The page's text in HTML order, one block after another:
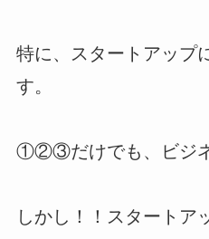
特に、スタートアッ
す。
①②③だけでも、ビジネ
しかし！！スタートア